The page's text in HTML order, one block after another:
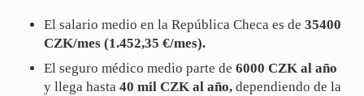
El salario medio en la República Checa es de35400
CZK/mes (1.452,35 €/mes).
El seguro médico medio parte de6000 CZK al año
y llega hasta 40 mil CZK al año, dependiendo de la